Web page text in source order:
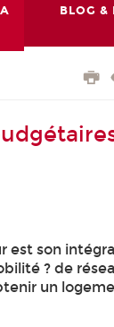
BLOG &
est son
? de
un